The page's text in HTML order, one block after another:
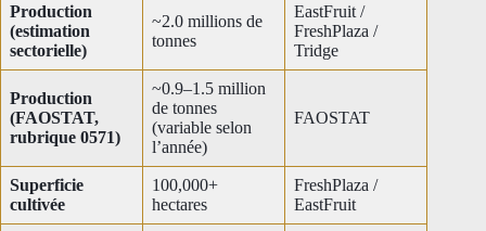
Production
(estimation
sectorielle)
~2.0 millions de
tonnes
EastFruit /
FreshPlaza /
Tridge
Production
(FAOSTAT,
rubrique 0571)
~0.9–1.5 million
de tonnes
(variable selon
l’année)
FAOSTAT
Superficie
cultivée
100,000+
hectares
FreshPlaza /
EastFruit